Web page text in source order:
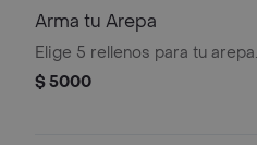
Arma tu Arepa
Elige 5 rellenos para tu arepa.
$ 5000